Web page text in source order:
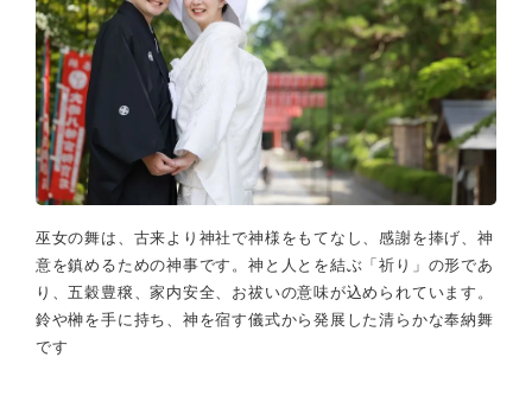
巫女の舞は、古来より神社で神様をもてなし、感謝を捧げ、神
意を鎮めるための神事です。神と人とを結ぶ「祈り」の形であ
り、五穀豊穣、家内安全、お祓いの意味が込められています。
鈴や榊を手に持ち、神を宿す儀式から発展した清らかな奉納舞
です